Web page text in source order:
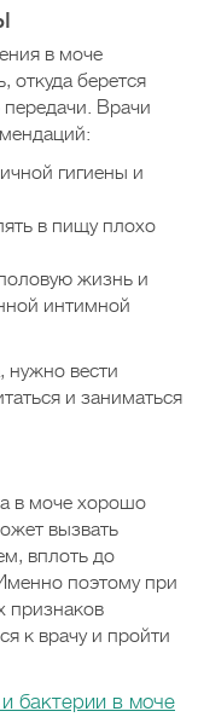
в моче
откуда берется
передачи. Врачи
гигиены и
в пищу плохо
жизнь и
интимной
нужно вести
и заниматься
в моче хорошо
вызвать
вплоть до
поэтому при
признаков
к врачу и пройти
бактерии в моче